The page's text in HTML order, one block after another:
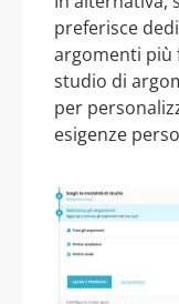
preferisce
argomenti più
studio di
per
esigenze